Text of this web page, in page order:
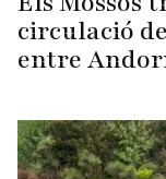
circulació
entre